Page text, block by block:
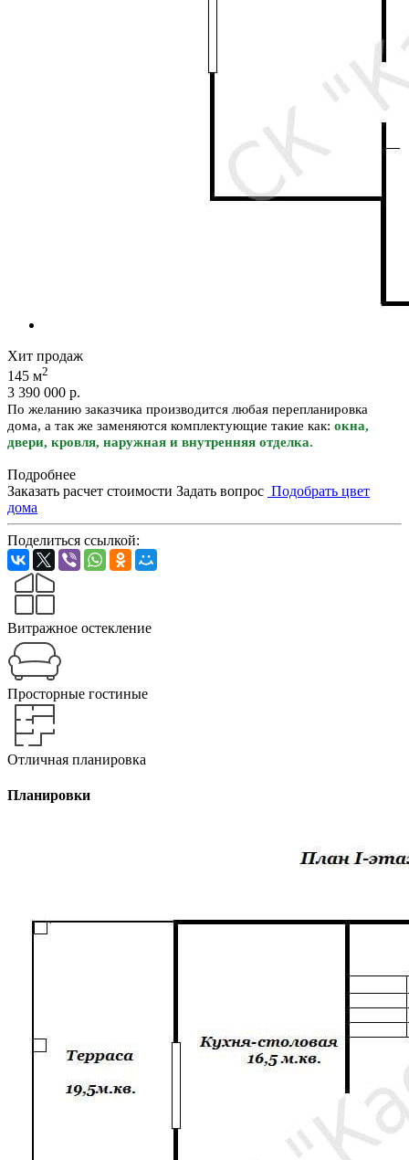
Хит продаж
145 м2
3 390 000 р.
По желанию заказчика производится любая перепланировка
дома, а так же заменяются комплектующие такие как: окна,
двери, кровля, наружная и внутренняя отделка.
Подробнее
Заказать расчет стоимости Задать вопрос Подобрать цвет
дома
Поделиться ссылкой:
Витражное остекление
Просторные гостиные
Отличная планировка
Планировки